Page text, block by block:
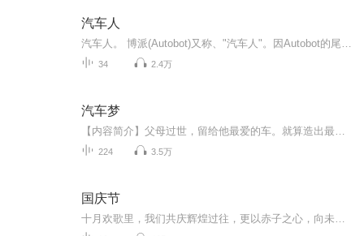
汽车人
34 2.4万
汽车梦
224 3.5万
国庆节